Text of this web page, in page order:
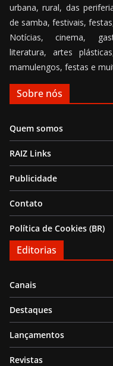
urbana, rural, das
de samba, festivais,
Notícias, cinema,
literatura, artes
mamulengos, festas e
Sobre nós
Quem somos
RAIZ Links
Publicidade
Contato
Política de Cookies (BR)
Editorias
Canais
Destaques
Lançamentos
Revistas